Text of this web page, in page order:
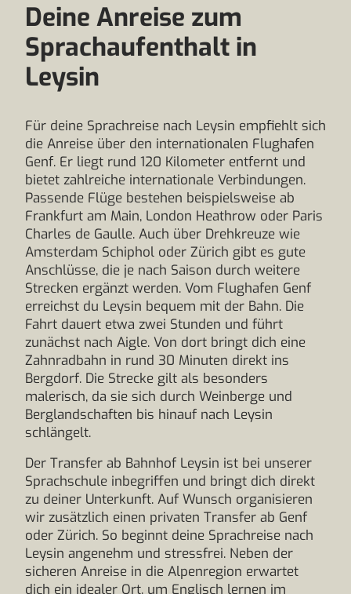
Deine Anreise zum
Sprachaufenthalt in
Leysin
Für deine Sprachreise nach Leysin empfiehlt sich
die Anreise über den internationalen Flughafen
Genf. Er liegt rund 120 Kilometer entfernt und
bietet zahlreiche internationale Verbindungen.
Passende Flüge bestehen beispielsweise ab
Frankfurt am Main, London Heathrow oder Paris
Charles de Gaulle. Auch über Drehkreuze wie
Amsterdam Schiphol oder Zürich gibt es gute
Anschlüsse, die je nach Saison durch weitere
Strecken ergänzt werden. Vom Flughafen Genf
erreichst du Leysin bequem mit der Bahn. Die
Fahrt dauert etwa zwei Stunden und führt
zunächst nach Aigle. Von dort bringt dich eine
Zahnradbahn in rund 30 Minuten direkt ins
Bergdorf. Die Strecke gilt als besonders
malerisch, da sie sich durch Weinberge und
Berglandschaften bis hinauf nach Leysin
schlängelt.
Der Transfer ab Bahnhof Leysin ist bei unserer
Sprachschule inbegriffen und bringt dich direkt
zu deiner Unterkunft. Auf Wunsch organisieren
wir zusätzlich einen privaten Transfer ab Genf
oder Zürich. So beginnt deine Sprachreise nach
Leysin angenehm und stressfrei. Neben der
sicheren Anreise in die Alpenregion erwartet
dich ein idealer Ort, um Englisch lernen im